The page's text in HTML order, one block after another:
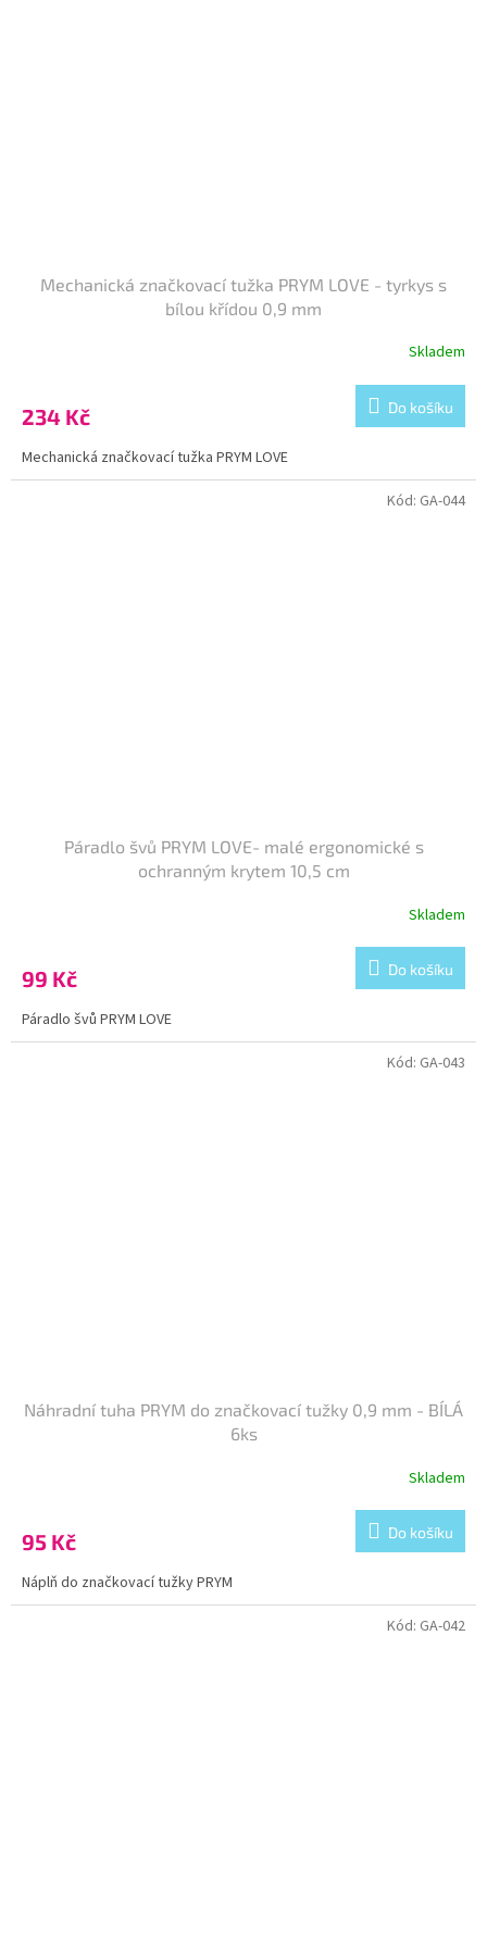
Mechanická značkovací tužka PRYM LOVE - tyrkys s
bílou křídou 0,9 mm
Skladem
234 Kč Do košíku
Mechanická značkovací tužka PRYM LOVE
Páradlo švů PRYM LOVE- malé ergonomické s
ochranným krytem 10,5 cm
Skladem
99 Kč Do košíku
Páradlo švů PRYM LOVE
Kód: GA-044
Náhradní tuha PRYM do značkovací tužky 0,9 mm - BÍLÁ
6ks
Skladem
95 Kč Do košíku
Náplň do značkovací tužky PRYM
Kód: GA-043
Kód: GA-042